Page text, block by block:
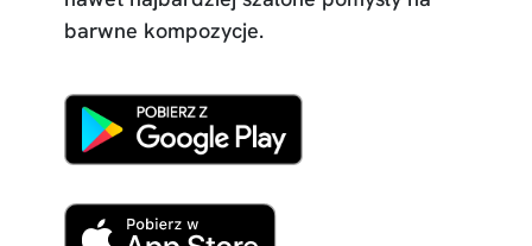
barwne kompozycje.